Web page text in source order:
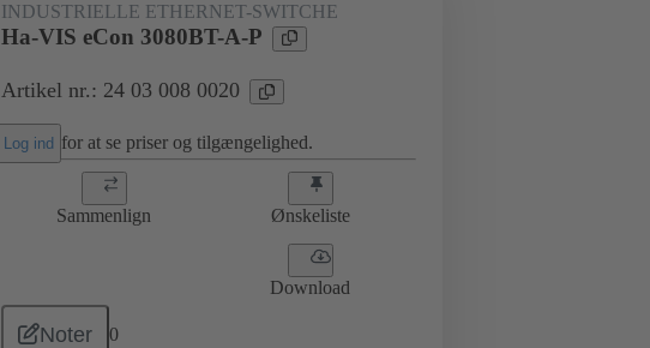
INDUSTRIELLE ETHERNET-SWITCHE
Ha-VIS eCon 3080BT-A-P
Artikel nr.: 24 03 008 0020
Log ind for at se priser og tilgængelighed.
Sammenlign Ønskeliste
Download
Noter 0